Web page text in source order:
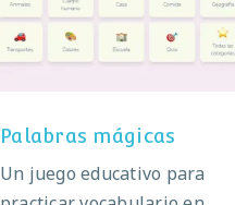
Palabras mágicas
Palabras mágicas
Un juego educativo para